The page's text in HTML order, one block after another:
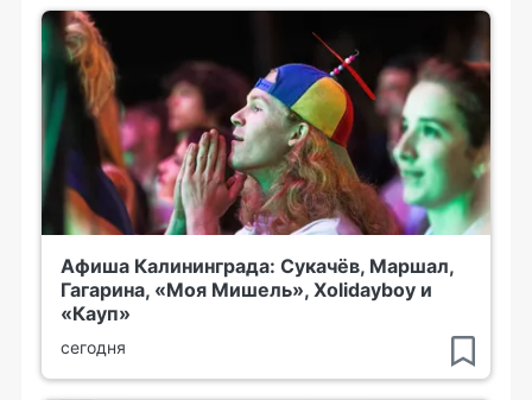
Афиша Калининграда: Сукачёв, Маршал,
Гагарина, «Моя Мишель», Xolidayboy и
«Кауп»
сегодня